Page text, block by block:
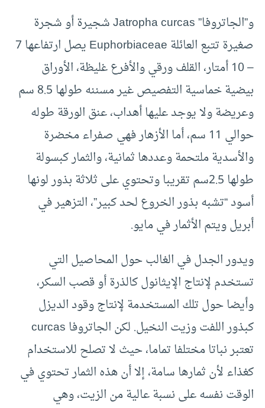
و”الجاتروفا” Jatropha curcas شجيرة أو شجرة
صغيرة تتبع العائلة Euphorbiaceae يصل ارتفاعها 7
– 10 أمتار، القلف ورقي والأفرع غليظة، الأوراق
بيضية خماسية التفصيص غير مسننه طولها 8.5 سم
وعريضة ولا يوجد عليها أهداب، عنق الورقة طوله
حوالي 11 سم، أما الأزهار فهي صفراء مخضرة
والأسدية ملتحمة وعددها ثمانية، والثمار كبسولة
طولها 2.5سم تقريبا وتحتوي على ثلاثة بذور لونها
أسود “تشبه بذور الخروع لحد كبير”، التزهير في
أبريل ويتم الأثمار في مايو.
ويدور الجدل في الغالب حول المحاصيل التي
تستخدم لإنتاج الإيثانول كالذرة أو قصب السكر،
وأيضا حول تلك المستخدمة لإنتاج وقود الديزل
كبذور اللفت وزيت النخيل. لكن الجاتروفا curcas
تعتبر نباتا مختلفا تماما، حيث لا تصلح للاستخدام
كغذاء لأن ثمارها سامة، إلا أن هذه الثمار تحتوي في
الوقت نفسه على نسبة عالية من الزيت، وهي